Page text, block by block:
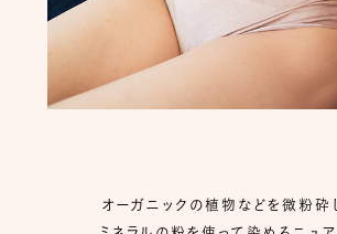
オーガニックの植物などを微粉砕